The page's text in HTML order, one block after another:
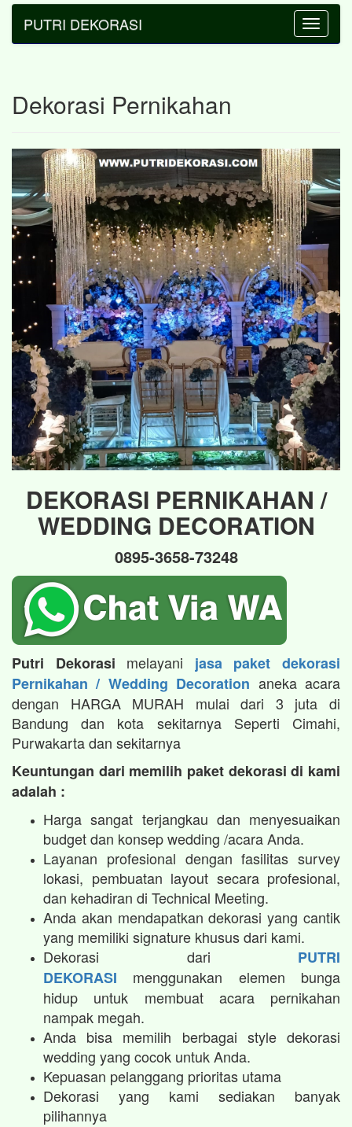
Toggle
PUTRI DEKORASI
Dekorasi Pernikahan
DEKORASI PERNIKAHAN /
WEDDING DECORATION
0895-3658-73248
Putri Dekorasi melayani jasa paket dekorasi
Pernikahan / Wedding Decoration aneka acara
dengan HARGA MURAH mulai dari 3 juta di
Bandung dan kota sekitarnya Seperti Cimahi,
Purwakarta dan sekitarnya
Keuntungan dari memilih paket dekorasi di kami
adalah :
Harga sangat terjangkau dan menyesuaikan
budget dan konsep wedding /acara Anda.
Layanan profesional dengan fasilitas survey
lokasi, pembuatan layout secara profesional,
dan kehadiran di Technical Meeting.
Anda akan mendapatkan dekorasi yang cantik
yang memiliki signature khusus dari kami.
Dekorasi dari PUTRI
DEKORASI menggunakan elemen bunga
hidup untuk membuat acara pernikahan
nampak megah.​
Anda bisa memilih berbagai style dekorasi
wedding yang cocok untuk Anda.
Kepuasan pelanggang prioritas utama
Dekorasi yang kami sediakan banyak
pilihannya